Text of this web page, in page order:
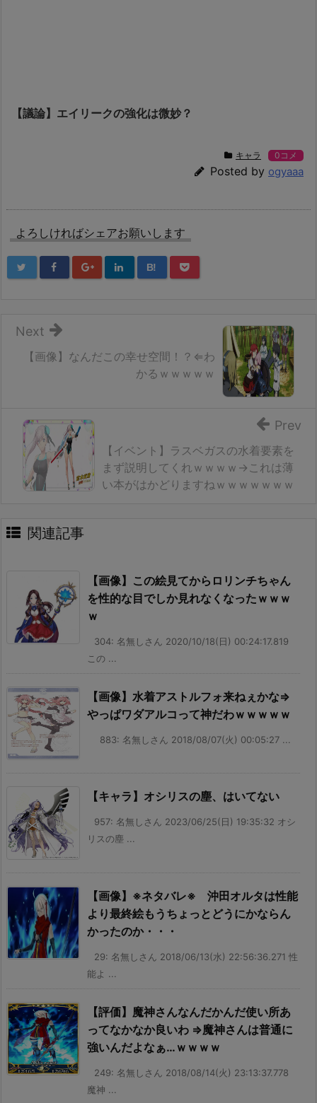
【議論】エイリークの強化は微妙？
キャラ 0コメ
Posted by ogyaaa
よろしければシェアお願いします
B!
【画像】なんだこの幸せ空間！？⇐わ
かるｗｗｗｗｗ
Next
【イベント】ラスベガスの水着要素を
まず説明してくれｗｗｗｗ→これは薄
い本がはかどりますねｗｗｗｗｗｗｗ
Prev
関連記事
【画像】この絵見てからロリンチちゃん
を性的な目でしか見れなくなったｗｗｗ
ｗ
304: 名無しさん 2020/10/18(日) 00:24:17.819
この ...
【画像】水着アストルフォ来ねぇかな⇒
やっぱワダアルコって神だわｗｗｗｗｗ
883: 名無しさん 2018/08/07(火) 00:05:27 ...
【キャラ】オシリスの塵、はいてない
957: 名無しさん 2023/06/25(日) 19:35:32 オシ
リスの塵 ...
【画像】※ネタバレ※ 沖田オルタは性能
より最終絵もうちょっとどうにかならん
かったのか・・・
29: 名無しさん 2018/06/13(水) 22:56:36.271 性
能よ ...
【評価】魔神さんなんだかんだ使い所あ
ってなかなか良いわ ⇒魔神さんは普通に
強いんだよなぁ…ｗｗｗｗ
249: 名無しさん 2018/08/14(火) 23:13:37.778
魔神 ...